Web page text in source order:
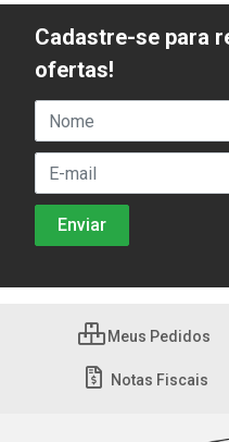
Cadastre-se para
ofertas!
Meus Pedidos
Notas Fiscais